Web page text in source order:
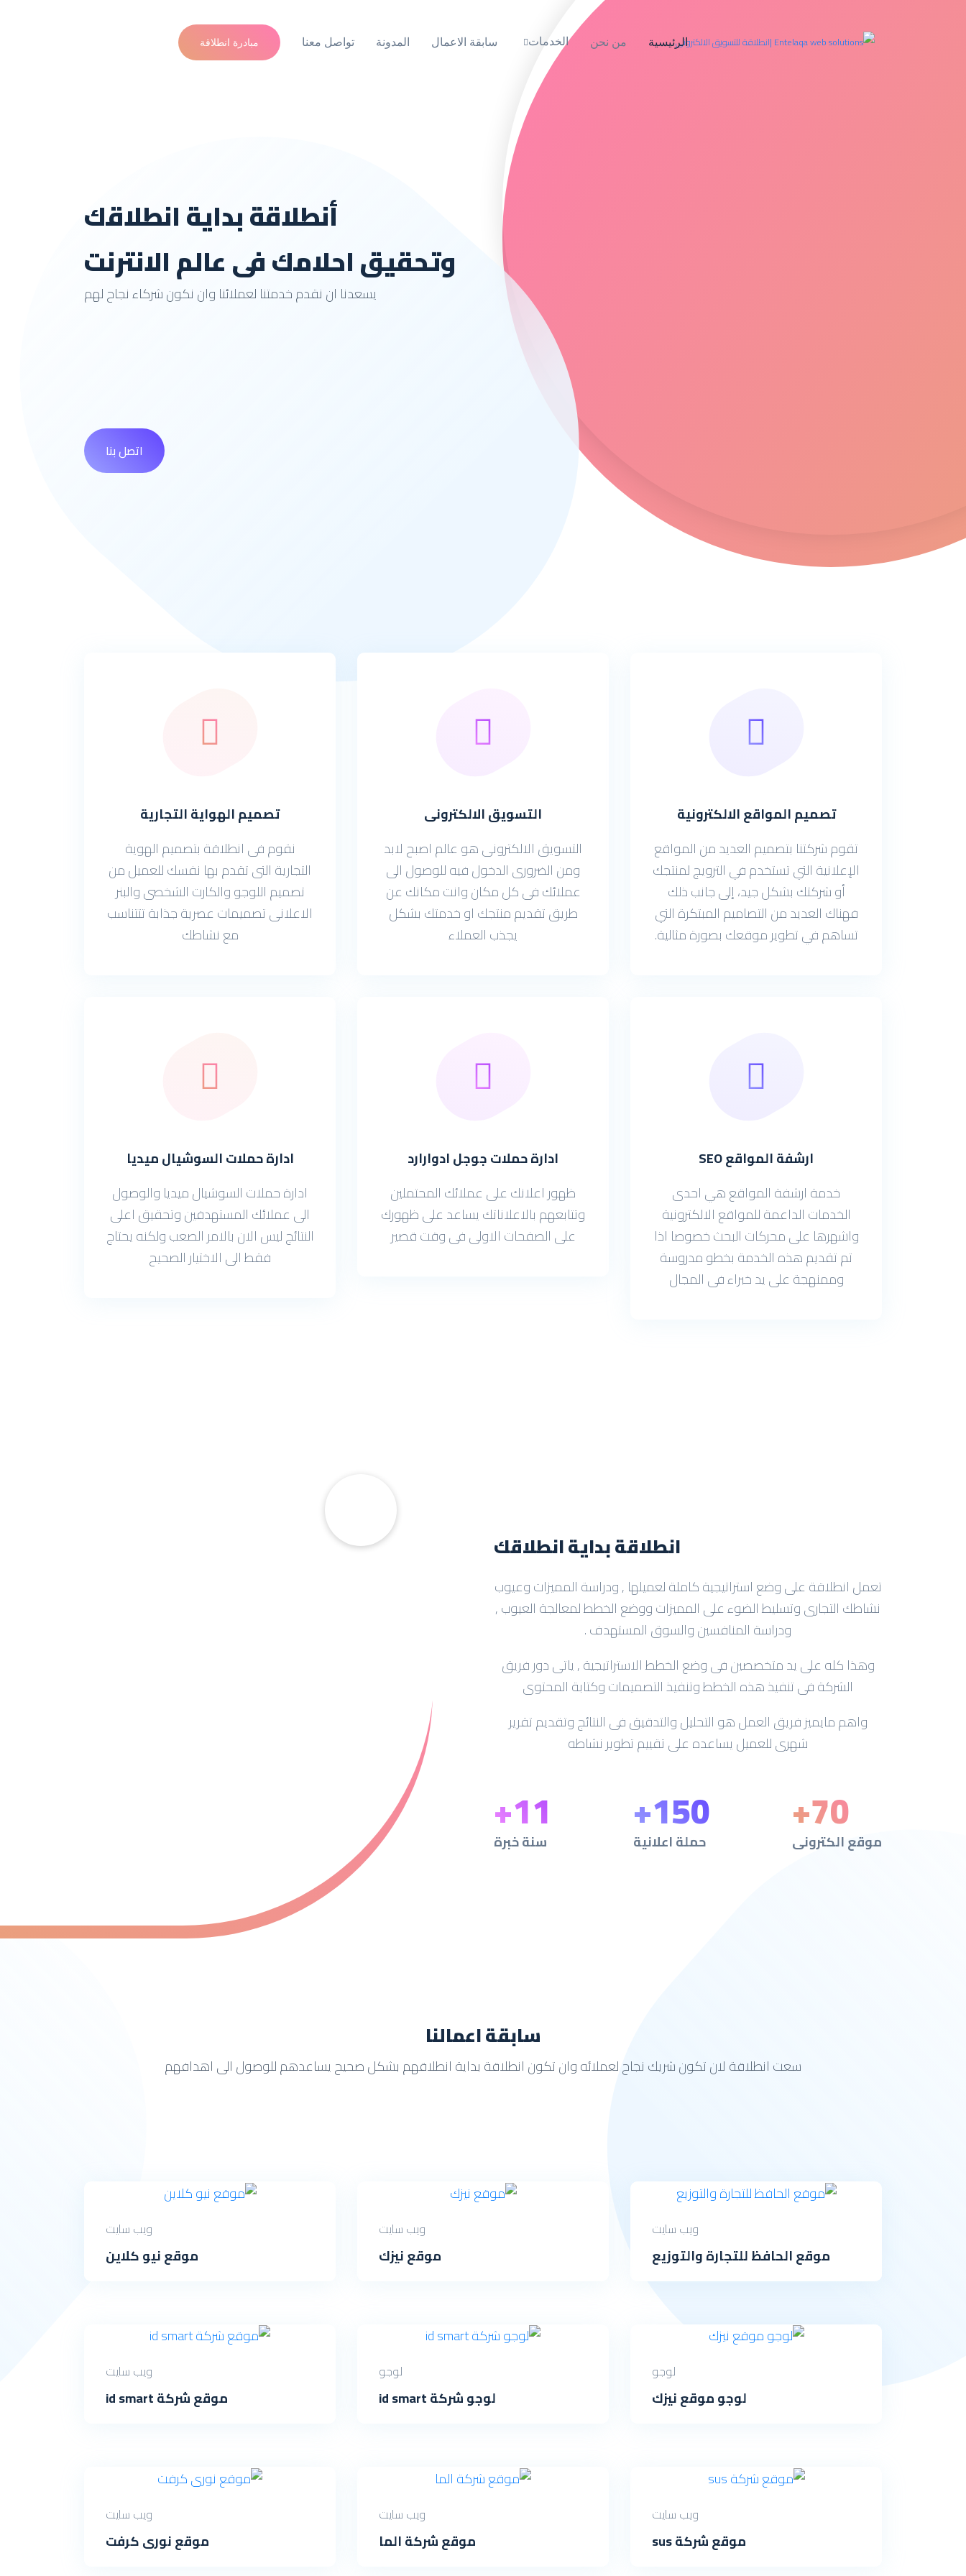
الرئيسية من نحن الخدمات سابقة الاعمال المدونة تواصل معنا مبادرة انطلاقة
أنطلاقة بداية انطلاقك
وتحقيق احلامك فى عالم الانترنت
يسعدنا ان نقدم خدمتنا لعملائنا وان نكون شركاء نجاح لهم
اتصل بنا
تصميم الهواية التجارية
نقوم فى انطلاقة بتصميم الهوية
التجارية التى تقدم بها نفسك للعميل من
تصميم اللوجو والكارت الشخصى والبنر
الاعلانى تصميمات عصرية جذابة تتتناسب
مع نشاطك
التسويق الالكترونى
التسويق الالكترونى هو عالم اصبح لابد
ومن الضرورى الدخول فيه للوصول الى
عملائك فى كل مكان وانت مكانك عن
طريق تقديم منتجك او خدمتك بشكل
يجذب العملاء
تصميم المواقع الالكترونية
تقوم شركتنا بتصميم العديد من المواقع
الإعلانية التي تستخدم في الترويج لمنتجك
أو شركتك بشكل جيد، إلى جانب ذلك
فهناك العديد من التصاميم المبتكرة التي
تساهم في تطوير موقعك بصورة مثالية.
ادارة حملات السوشيال ميديا
ادارة حملات السوشيال ميديا والوصول
الى عملائك المستهدفين وتحقيق اعلى
النتائج ليس الان بالامر الصعب ولكنه يحتاج
فقط الى الاختيار الصحيح
ادارة حملات جوجل ادوارارد
ظهور اعلانك على عملائك المحتملين
وتتابعهم بالاعلاناتك يساعد على ظهورك
على الصفحات الاولى فى وقت قصير
ارشفة المواقع SEO
خدمة ارشفة المواقع هي احدى
الخدمات الداعمة للمواقع الالكترونية
واشهرها على محركات البحث خصوصا اذا
تم تقديم هذه الخدمة بخطو مدروسة
وممنهجة على يد خبراء فى المجال
انطلاقة بداية انطلاقك
تعمل انطلاقة على وضع استراتيجية كاملة لعميلها , ودراسة المميزات وعيوب
نشاطك التجارى وتسليط الضوء على المميزات ووضع الخطط لمعالجة العيوب ,
ودراسة المنافسين والسوق المستهدف .
وهذا كله على يد متخصصين فى وضع الخطط الاستراتيجية , ياتى دور فريق
الشركة فى تنفيذ هذه الخطط وتنفيذ التصميمات وكتابة المحتوى
واهم مايميز فريق العمل هو التحليل والتدقيق فى النتائج وتقديم تقرير
شهرى للعميل يساعده على تقييم تطوير نشاطه
70
+
موقع الكترونى 150
+
حملة اعلانية 11
+
سنة خبرة
سابقة اعمالنا
سعت انطلاقة لان تكون شريك نجاح لعملائه وان تكون انطلاقة بداية انطلاقهم بشكل صحيح يساعدهم للوصول الى اهدافهم
ويب سايت
موقع الحافظ للتجارة والتوزيع
ويب سايت
موقع نيزك
ويب سايت
موقع نيو كلاين
لوجو
لوجو موقع نيزك
لوجو
لوجو شركة id smart
ويب سايت
موقع شركة id smart
ويب سايت
موقع شركة sus
ويب سايت
موقع شركة الما
ويب سايت
موقع نورى كرفت